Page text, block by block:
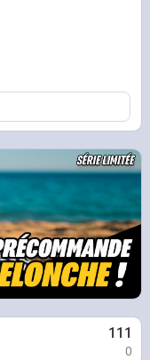
111
0